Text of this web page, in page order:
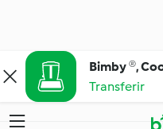
Bimby ®,
Transferir